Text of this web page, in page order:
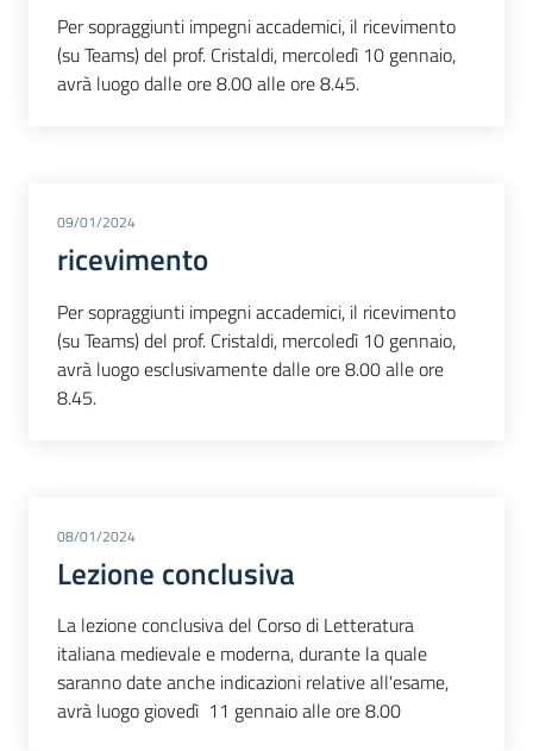
Per sopraggiunti impegni accademici, il ricevimento
(su Teams) del prof. Cristaldi, mercoledì 10 gennaio,
avrà luogo dalle ore 8.00 alle ore 8.45.
09/01/2024
ricevimento
Per sopraggiunti impegni accademici, il ricevimento
(su Teams) del prof. Cristaldi, mercoledì 10 gennaio,
avrà luogo esclusivamente dalle ore 8.00 alle ore
8.45.
08/01/2024
Lezione conclusiva
La lezione conclusiva del Corso di Letteratura
italiana medievale e moderna, durante la quale
saranno date anche indicazioni relative all'esame,
avrà luogo giovedì 11 gennaio alle ore 8.00